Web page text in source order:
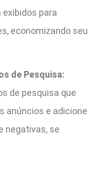
para
economizando seu
de Pesquisa:
de pesquisa que
anúncios e adicione
negativas, se